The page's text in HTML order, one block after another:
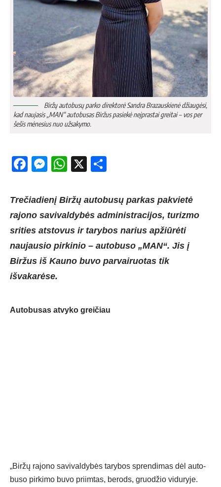
Biržų autobusų parko direktorė Sandra Brazauskienė džiaugėsi,
kad naujasis „MAN“ autobusas Biržus pasiekė neįprastai greitai – vos per
šešis mėnesius nuo užsakymo.
Facebook
Messenger
WhatsApp
X
Trečiadienį Biržų autobusų parkas pakvietė
rajono savivaldybės administracijos, turizmo
srities atstovus ir tarybos narius apžiūrėti
naujausio pirkinio – autobuso „MAN“. Jis į
Biržus iš Kauno buvo parvairuotas tik
išvakarėse.
Autobusas atvyko greičiau
„Bir­žų ra­jo­no sa­vi­val­dy­bės ta­ry­bos spren­di­mas dėl au­to­
bu­so pir­ki­mo bu­vo priim­tas, be­rods, gruo­džio vi­du­ry­je.